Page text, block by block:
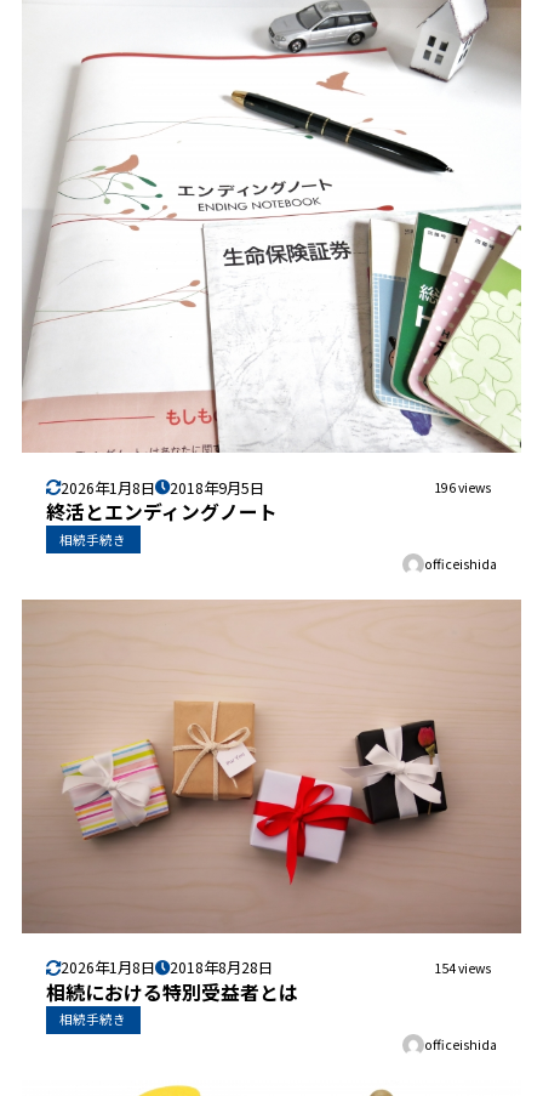
2026年1月8日 2018年9月5日 196 views
終活とエンディングノート
相続手続き
officeishida
2026年1月8日 2018年8月28日 154 views
相続における特別受益者とは
相続手続き
officeishida